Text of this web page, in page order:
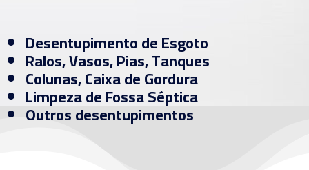
Desentupimento de Esgoto
Ralos, Vasos, Pias, Tanques
Colunas, Caixa de Gordura
Limpeza de Fossa Séptica
Outros desentupimentos